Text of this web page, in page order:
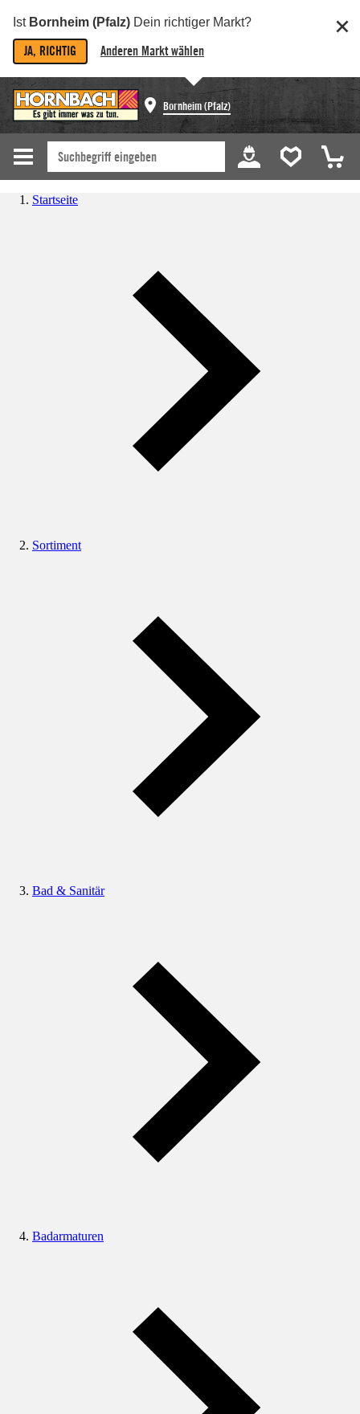
Ist Bornheim (Pfalz) Dein richtiger Markt?
JA, RICHTIG Anderen Markt wählen
Bornheim (Pfalz)
Startseite
Sortiment
Bad & Sanitär
Badarmaturen